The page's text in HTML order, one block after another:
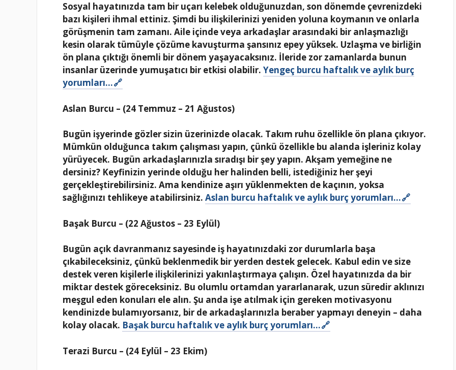
Sosyal hayatınızda tam bir uçarı kelebek olduğunuzdan, son dönemde çevrenizdeki
bazı kişileri ihmal ettiniz. Şimdi bu ilişkilerinizi yeniden yoluna koymanın ve onlarla
görüşmenin tam zamanı. Aile içinde veya arkadaşlar arasındaki bir anlaşmazlığı
kesin olarak tümüyle çözüme kavuşturma şansınız epey yüksek. Uzlaşma ve birliğin
ön plana çıktığı önemli bir dönem yaşayacaksınız. İleride zor zamanlarda bunun
insanlar üzerinde yumuşatıcı bir etkisi olabilir. Yengeç burcu haftalık ve aylık burç
yorumları…
Aslan Burcu – (24 Temmuz – 21 Ağustos)
Bugün işyerinde gözler sizin üzerinizde olacak. Takım ruhu özellikle ön plana çıkıyor.
Mümkün olduğunca takım çalışması yapın, çünkü özellikle bu alanda işleriniz kolay
yürüyecek. Bugün arkadaşlarınızla sıradışı bir şey yapın. Akşam yemeğine ne
dersiniz? Keyfinizin yerinde olduğu her halinden belli, istediğiniz her şeyi
gerçekleştirebilirsiniz. Ama kendinize aşırı yüklenmekten de kaçının, yoksa
sağlığınızı tehlikeye atabilirsiniz. Aslan burcu haftalık ve aylık burç yorumları…
Başak Burcu – (22 Ağustos – 23 Eylül)
Bugün açık davranmanız sayesinde iş hayatınızdaki zor durumlarla başa
çıkabileceksiniz, çünkü beklenmedik bir yerden destek gelecek. Kabul edin ve size
destek veren kişilerle ilişkilerinizi yakınlaştırmaya çalışın. Özel hayatınızda da bir
miktar destek göreceksiniz. Bu olumlu ortamdan yararlanarak, uzun süredir aklınızı
meşgul eden konuları ele alın. Şu anda işe atılmak için gereken motivasyonu
kendinizde bulamıyorsanız, bir de arkadaşlarınızla beraber yapmayı deneyin – daha
kolay olacak. Başak burcu haftalık ve aylık burç yorumları…
Terazi Burcu – (24 Eylül – 23 Ekim)